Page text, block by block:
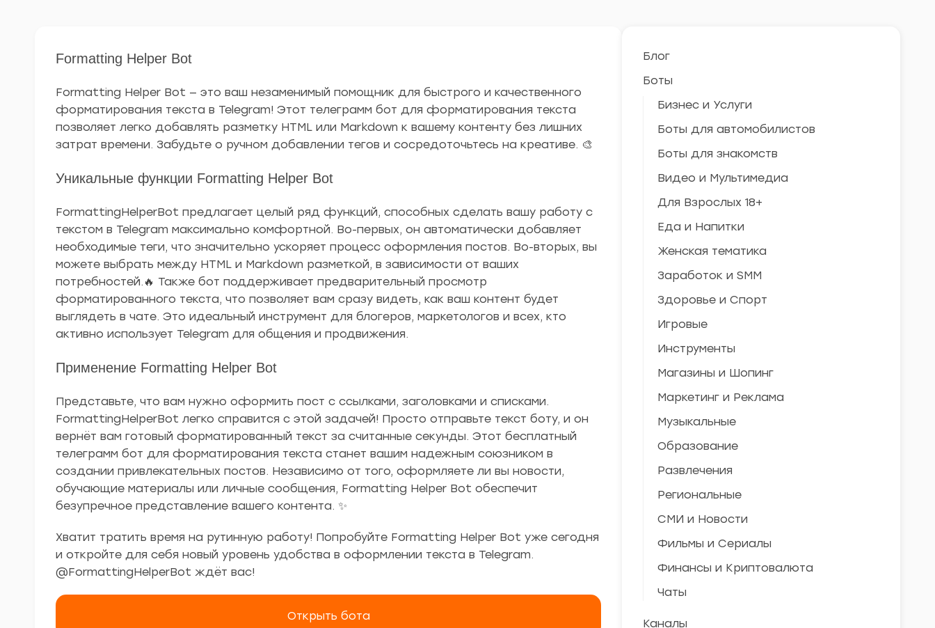
Formatting Helper Bot
Formatting Helper Bot — это ваш незаменимый помощник для быстрого и качественного
форматирования текста в Telegram! Этот телеграмм бот для форматирования текста
позволяет легко добавлять разметку HTML или Markdown к вашему контенту без лишних
затрат времени. Забудьте о ручном добавлении тегов и сосредоточьтесь на креативе. 🎨
Уникальные функции Formatting Helper Bot
FormattingHelperBot предлагает целый ряд функций, способных сделать вашу работу с
текстом в Telegram максимально комфортной. Во-первых, он автоматически добавляет
необходимые теги, что значительно ускоряет процесс оформления постов. Во-вторых, вы
можете выбрать между HTML и Markdown разметкой, в зависимости от ваших
потребностей.🔥 Также бот поддерживает предварительный просмотр
форматированного текста, что позволяет вам сразу видеть, как ваш контент будет
выглядеть в чате. Это идеальный инструмент для блогеров, маркетологов и всех, кто
активно использует Telegram для общения и продвижения.
Применение Formatting Helper Bot
Представьте, что вам нужно оформить пост с ссылками, заголовками и списками.
FormattingHelperBot легко справится с этой задачей! Просто отправьте текст боту, и он
вернёт вам готовый форматированный текст за считанные секунды. Этот бесплатный
телеграмм бот для форматирования текста станет вашим надежным союзником в
создании привлекательных постов. Независимо от того, оформляете ли вы новости,
обучающие материалы или личные сообщения, Formatting Helper Bot обеспечит
безупречное представление вашего контента. ✨
Хватит тратить время на рутинную работу! Попробуйте Formatting Helper Bot уже сегодня
и откройте для себя новый уровень удобства в оформлении текста в Telegram.
@FormattingHelperBot ждёт вас!
Открыть бота
Блог
Боты
Бизнес и Услуги
Боты для автомобилистов
Боты для знакомств
Видео и Мультимедиа
Для Взрослых 18+
Еда и Напитки
Женская тематика
Заработок и SMM
Здоровье и Спорт
Игровые
Инструменты
Магазины и Шопинг
Маркетинг и Реклама
Музыкальные
Образование
Развлечения
Региональные
СМИ и Новости
Фильмы и Сериалы
Финансы и Криптовалюта
Чаты
Каналы